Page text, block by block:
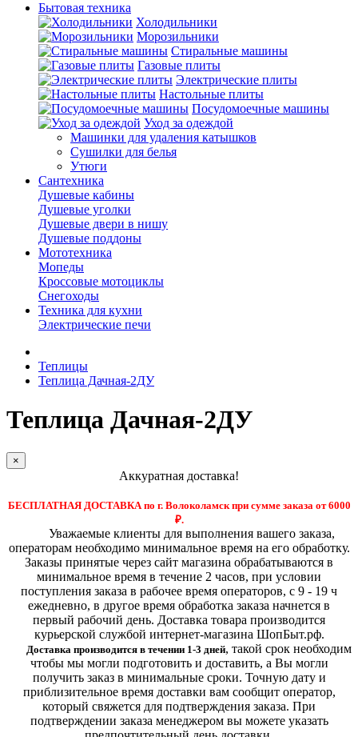
Бытовая техника
Холодильники
Морозильники
Стиральные машины
Газовые плиты
Электрические плиты
Настольные плиты
Посудомоечные машины
Уход за одеждой
Машинки для удаления катышков
Сушилки для белья
Утюги
Сантехника
Душевые кабины
Душевые уголки
Душевые двери в нишу
Душевые поддоны
Мототехника
Мопеды
Кроссовые мотоциклы
Снегоходы
Техника для кухни
Электрические печи
Теплицы
Теплица Дачная-2ДУ
Теплица Дачная-2ДУ
×
Аккуратная доставка!
БЕСПЛАТНАЯ ДОСТАВКА по г. Волоколамск при сумме заказа от 6000
₽.
Уважаемые клиенты для выполнения вашего заказа,
операторам необходимо минимальное время на его обработку.
Заказы принятые через сайт магазина обрабатываются в
минимальное время в течение 2 часов, при условии
поступления заказа в рабочее время операторов, с 9 - 19 ч
ежедневно, в другое время обработка заказа начнется в
первый рабочий день. Доставка товара производится
курьерской службой интернет-магазина ШопБыт.рф.
Доставка производится в течении 1-3 дней, такой срок необходим
чтобы мы могли подготовить и доставить, а Вы могли
получить заказ в минимальные сроки. Точную дату и
приблизительное время доставки вам сообщит оператор,
который свяжется для подтверждения заказа. При
подтверждении заказа менеджером вы можете указать